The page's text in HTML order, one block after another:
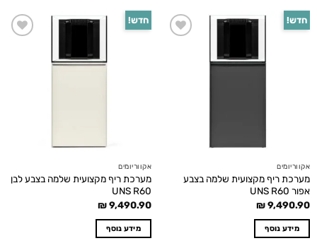
חדש!
אקווריומים
מערכת ריף מקצועית שלמה בצבע
אפור UNS R60
₪9,490.90
מידע נוסף
חדש!
אקווריומים
מערכת ריף מקצועית שלמה בצבע לבן
UNS R60
₪9,490.90
מידע נוסף